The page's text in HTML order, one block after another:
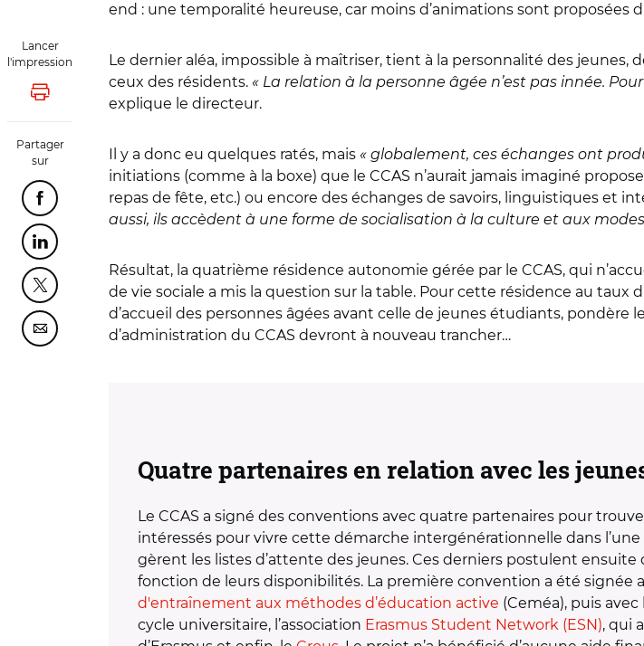
Lancer
l'impression
Lancer l'impression
Partager
sur
Partager cette page sur Facebook
Partager cette page sur Linkedin
Partager cette page sur Twitter
Partager cette page sur Courriel
end : une temporalité heureuse, car moins d’animations sont proposées
Le dernier aléa, impossible à maîtriser, tient à la personnalité des
ceux des résidents. « La relation à la personne âgée n’est pas innée.
explique le directeur.
Il y a donc eu quelques ratés, mais « globalement, ces échanges ont
initiations (comme à la boxe) que le CCAS n’aurait jamais imaginé
repas de fête, etc.) ou encore des échanges de savoirs, linguistiques et
aussi, ils accèdent à une forme de socialisation à la culture et aux
Résultat, la quatrième résidence autonomie gérée par le CCAS, qui
de vie sociale a mis la question sur la table. Pour cette résidence au taux
d’accueil des personnes âgées avant celle de jeunes étudiants, pondère
d’administration du CCAS devront à nouveau trancher…
Quatre partenaires en relation avec les
Le CCAS a signé des conventions avec quatre partenaires pour
intéressés pour vivre cette démarche intergénérationnelle dans
gèrent les listes d’attente des jeunes. Ces derniers postulent
fonction de leurs disponibilités. La première convention a été signée
d'entraînement aux méthodes d’éducation active (Ceméa), puis
cycle universitaire, l’association Erasmus Student Network (ESN), qui